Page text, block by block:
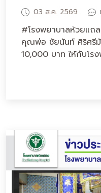
03 ส.ค. 2569
#โรงพยาบาลห้วยแ
คุณพ่อ ชัยนันท์ ศิริศรี
10,000 บาท ให้กับโร